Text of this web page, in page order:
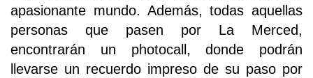
apasionante mundo. Además, todas aquellas
personas que pasen por La Merced,
encontrarán un photocall, donde podrán
llevarse un recuerdo impreso de su paso por